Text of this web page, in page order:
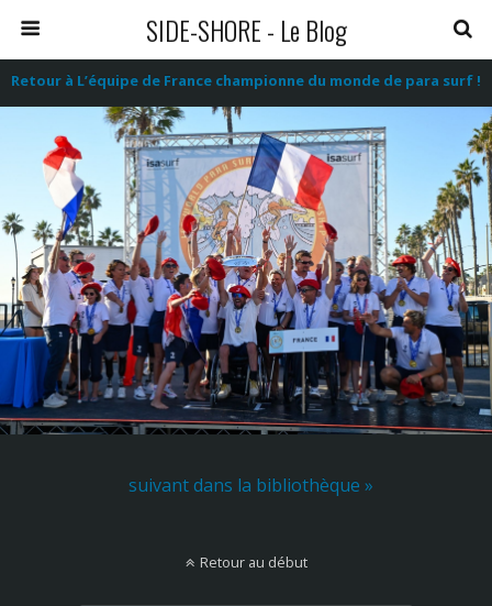
SIDE-SHORE - Le Blog
Retour à L’équipe de France championne du monde de para surf !
suivant dans la bibliothèque »
Retour au début